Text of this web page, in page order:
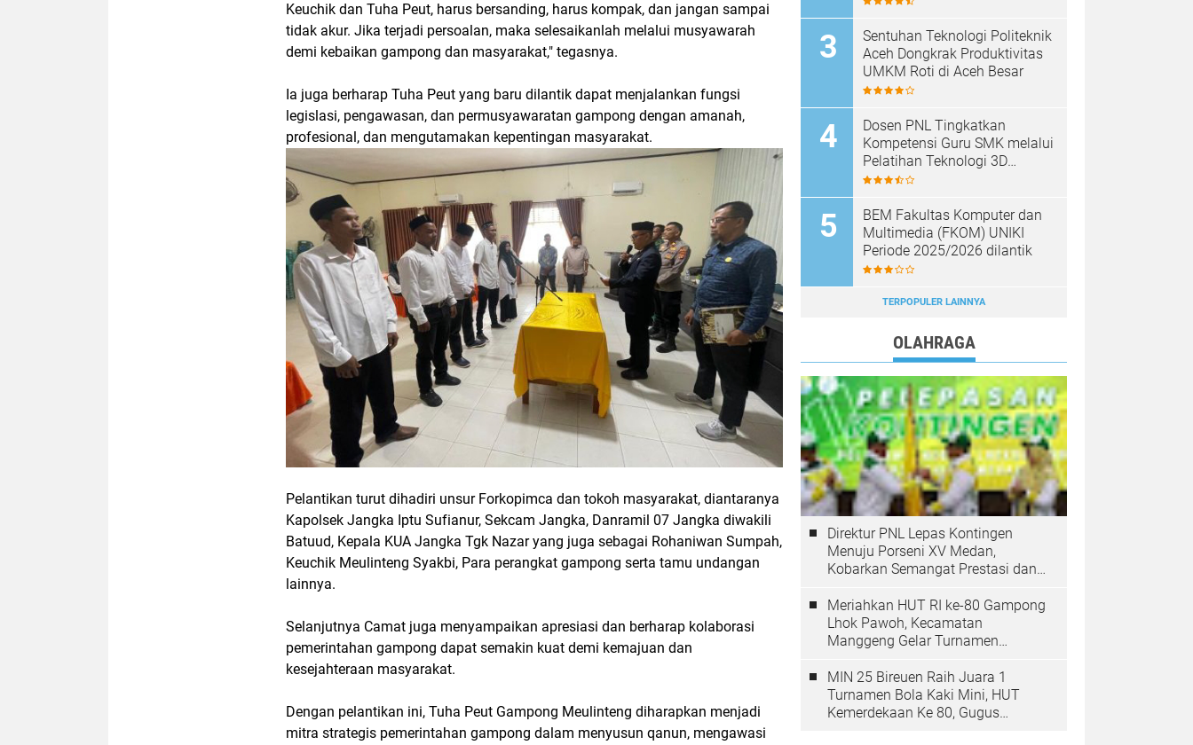
Keuchik dan Tuha Peut, harus bersanding, harus kompak, dan jangan sampai
tidak akur. Jika terjadi persoalan, maka selesaikanlah melalui musyawarah
demi kebaikan gampong dan masyarakat," tegasnya.
Ia juga berharap Tuha Peut yang baru dilantik dapat menjalankan fungsi
legislasi, pengawasan, dan permusyawaratan gampong dengan amanah,
profesional, dan mengutamakan kepentingan masyarakat.
Pelantikan turut dihadiri unsur Forkopimca dan tokoh masyarakat, diantaranya
Kapolsek Jangka Iptu Sufianur, Sekcam Jangka, Danramil 07 Jangka diwakili
Batuud, Kepala KUA Jangka Tgk Nazar yang juga sebagai Rohaniwan Sumpah,
Keuchik Meulinteng Syakbi, Para perangkat gampong serta tamu undangan
lainnya.
Selanjutnya Camat juga menyampaikan apresiasi dan berharap kolaborasi
pemerintahan gampong dapat semakin kuat demi kemajuan dan
kesejahteraan masyarakat.
Dengan pelantikan ini, Tuha Peut Gampong Meulinteng diharapkan menjadi
mitra strategis pemerintahan gampong dalam menyusun qanun, mengawasi
Sentuhan Teknologi Politeknik
Aceh Dongkrak Produktivitas
UMKM Roti di Aceh Besar
Dosen PNL Tingkatkan
Kompetensi Guru SMK melalui
Pelatihan Teknologi 3D
Printing
BEM Fakultas Komputer dan
Multimedia (FKOM) UNIKI
Periode 2025/2026 dilantik
TERPOPULER LAINNYA
OLAHRAGA
Direktur PNL Lepas Kontingen
Menuju Porseni XV Medan,
Kobarkan Semangat Prestasi dan
Meriahkan HUT RI ke-80 Gampong
Lhok Pawoh, Kecamatan
Manggeng Gelar Turnamen
MIN 25 Bireuen Raih Juara 1
Turnamen Bola Kaki Mini, HUT
Kemerdekaan Ke 80, Gugus